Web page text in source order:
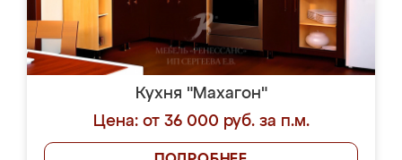
Кухня "Махагон"
Цена: от 36 000 руб. за п.м.